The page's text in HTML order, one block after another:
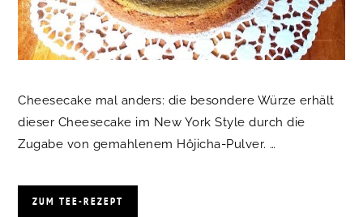
Cheesecake mal anders: die besondere Würze erhält
dieser Cheesecake im New York Style durch die
Zugabe von gemahlenem Hôjicha-Pulver. …
ZUM TEE-REZEPT